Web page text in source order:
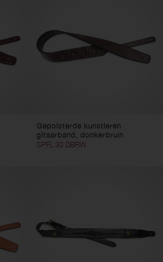
Gepolsterde kunstleren
gitaarband, donkerbruin
SPFL 30 DBRW